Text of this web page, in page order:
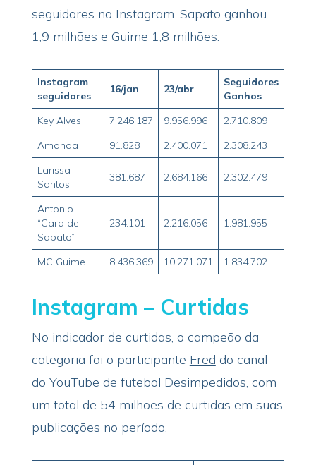
seguidores no Instagram. Sapato ganhou
1,9 milhões e Guime 1,8 milhões.
Instagram
seguidores
16/jan 23/abr
Seguidores
Ganhos
Key Alves
7.246.187 9.956.996
2.710.809
Amanda
91.828 2.400.071
2.308.243
Larissa
Santos
381.687 2.684.166 2.302.479
Antonio
“Cara de
Sapato”
234.101 2.216.056 1.981.955
MC Guime 8.436.369 10.271.071 1.834.702
Instagram – Curtidas
No indicador de curtidas, o campeão da
categoria foi o participante Fred do canal
do YouTube de futebol Desimpedidos, com
um total de 54 milhões de curtidas em suas
publicações no período.